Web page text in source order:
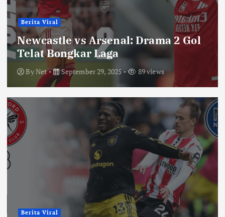
Berita Viral
Newcastle vs Arsenal: Drama 2 Gol
Telat Bongkar Laga
ByNet September 29, 2025 89 views
Berita Viral